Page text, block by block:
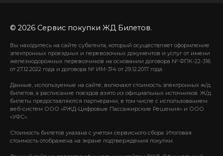
© 2026 Сервис покупки ЖД Билетов.
Вы находитесь на сайте субагента, который осуществляет оформление
электронных проездных и перевозочных документов и услуг от имени
железнодорожных перевозчиков на основании договора № ФПК-22-316
от 27.12.2022 года и договора № ИМ-314 от 29.12.2017 года.
Данные, используемые на сайте, включают стоимость электронных ж/д
билетов, а расписание поездов взято из официальных источников. Ж/д
билеты предоставляются партнерами, в том числе с использованием
веб-систем ООО «РЖД-Цифровые Пассажирские Решения» и ООО
«УФС».
Стоимость билетов указана с учетом сервисного сбора. Итоговая
стоимость отображена на экране подтверждения покупки.